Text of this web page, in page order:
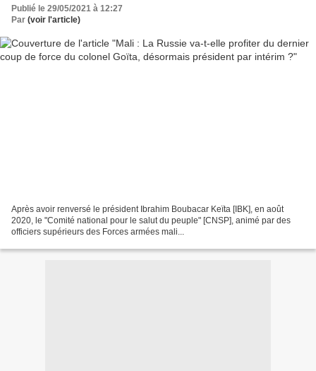
Publié le 29/05/2021 à 12:27
Par (voir l'article)
Après avoir renversé le président Ibrahim Boubacar Keïta [IBK], en août
2020, le "Comité national pour le salut du peuple" [CNSP], animé par des
officiers supérieurs des Forces armées mali...